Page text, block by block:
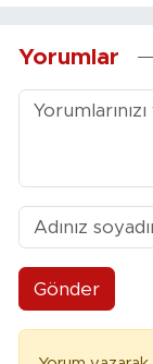
Yorumlar
Gönder